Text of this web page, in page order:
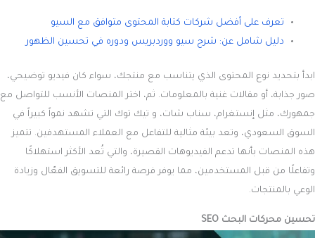
تعرف على أفضل شركات كتابة المحتوى متوافق مع السيو
دليل شامل عن: شرح سيو ووردبريس ودوره في تحسين الظهور
ابدأ بتحديد نوع المحتوى الذي يتناسب مع منتجك، سواء كان فيديو توضيحي،
صور جذابة، أو مقالات غنية بالمعلومات. ثم، اختر المنصات الأنسب للتواصل مع
جمهورك، مثل إنستغرام، سناب شات، و تيك توك التي تشهد نمواً كبيراً في
السوق السعودي، وتعد بيئة مثالية للتفاعل مع العملاء المستهدفين. تتميز
هذه المنصات بأنها تدعم الفيديوهات القصيرة، والتي تُعد الأكثر استهلاكًا
وتفاعلًا من قبل المستخدمين، مما يوفر فرصة رائعة للتسويق الفعّال وزيادة
الوعي بالمنتجات.
تحسين محركات البحث SEO